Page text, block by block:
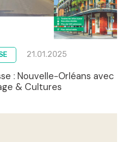
21.01.2025
: Nouvelle-Orléans avec
& Cultures